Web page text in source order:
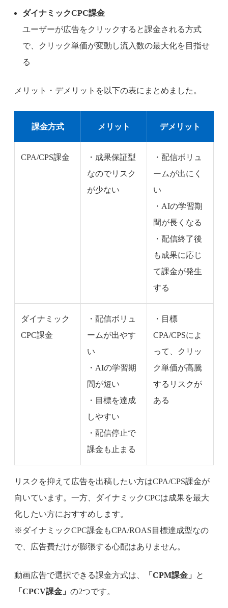
ダイナミックCPC課金
ユーザーが広告をクリックすると課金される方式
で、クリック単価が変動し流入数の最大化を目指せ
る
メリット・デメリットを以下の表にまとめました。
課金方式 メリット デメリット
CPA/CPS課金
・成果保証型
なのでリスク
が少ない
・配信ボリュ
ームが出にく
い
・AIの学習期
間が長くなる
・配信終了後
も成果に応じ
て課金が発生
する
ダイナミック
CPC課金
・配信ボリュ
ームが出やす
い
・AIの学習期
間が短い
・目標を達成
しやすい
・配信停止で
課金も止まる
・目標
CPA/CPSによ
って、クリッ
ク単価が高騰
するリスクが
ある
リスクを抑えて広告を出稿したい方はCPA/CPS課金が
向いています。一方、ダイナミックCPCは成果を最大
化したい方におすすめします。
※ダイナミックCPC課金もCPA/ROAS目標達成型なの
で、広告費だけが膨張する心配はありません。
動画広告で選択できる課金方式は、 「CPM課金」
と
「CPCV課金」 の2つです。